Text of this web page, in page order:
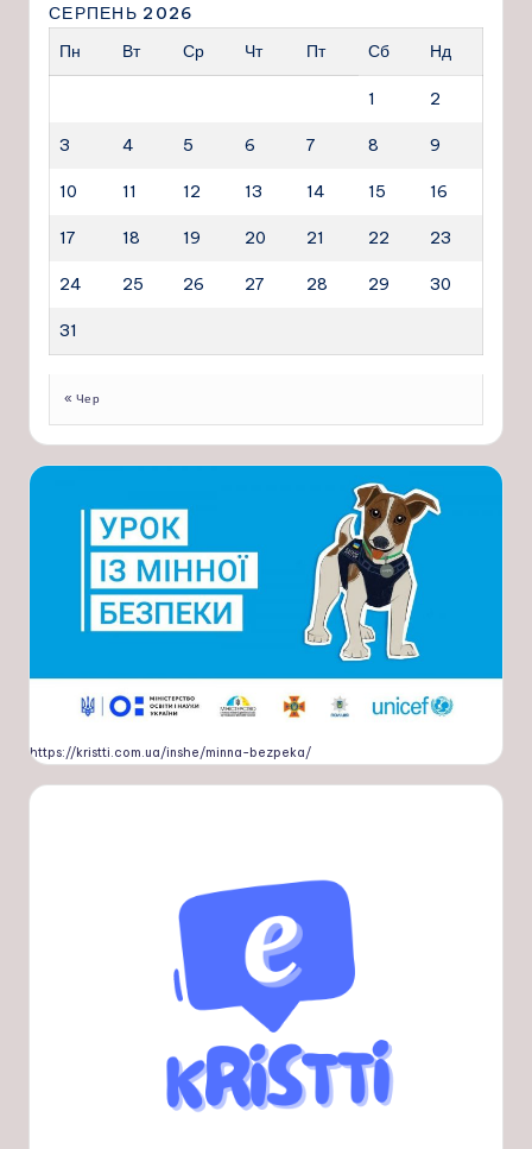
СЕРПЕНЬ 2026
Пн
Вт Ср Чт Пт Сб Нд
1 2
3 4 5 6 7 8 9
10 11 12 13 14 15 16
17 18 19 20 21 22 23
24 25 26 27 28 29 30
31
« Чер
https://kristti.com.ua/inshe/minna-bezpeka/